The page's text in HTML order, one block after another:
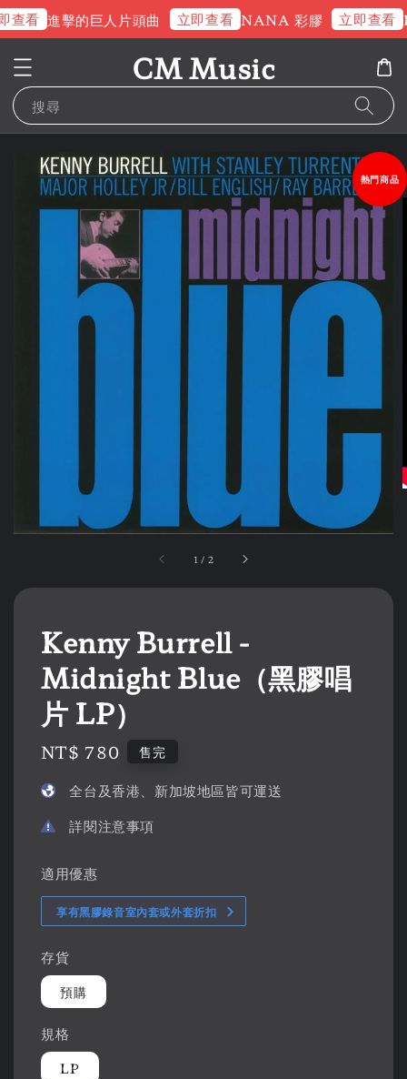
看 進擊的巨人片頭曲 立即查看 NANA 彩膠 立即查看
CM Music
搜尋
1 / 2
熱門商品
Kenny Burrell -
Midnight Blue（黑膠唱
片 LP）
Regular
NT$ 780 售完
全台及香港、新加坡地區皆可運送
詳閱注意事項
適用優惠
享有黑膠錄音室內套或外套折扣
存貨
預購
規格
LP